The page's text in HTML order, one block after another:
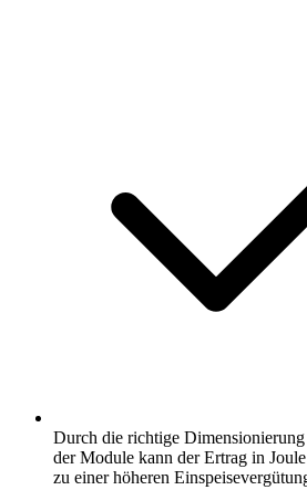
Durch die richtige Dimensionierung
der Module kann der Ertrag in
zu einer höheren